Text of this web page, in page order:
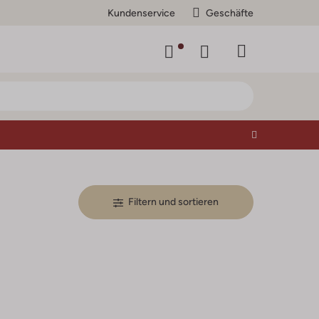
Kundenservice Geschäfte
Filtern und sortieren